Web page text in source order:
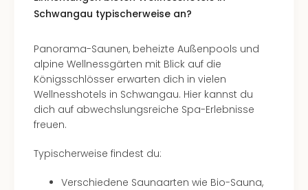
Schwangau typischerweise an?
Panorama-Saunen, beheizte Außenpools und
alpine Wellnessgärten mit Blick auf die
Königsschlösser erwarten dich in vielen
Wellnesshotels in Schwangau. Hier kannst du
dich auf abwechslungsreiche Spa-Erlebnisse
freuen.
Typischerweise findest du:
Verschiedene Saunaarten wie Bio-Sauna,